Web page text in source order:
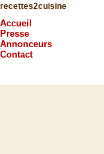
recettes2cuisine
Accueil
Presse
Annonceurs
Contact